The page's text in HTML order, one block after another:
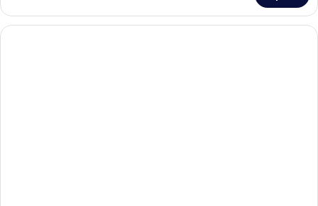
+
2
Children)
familiar
(2
Adults